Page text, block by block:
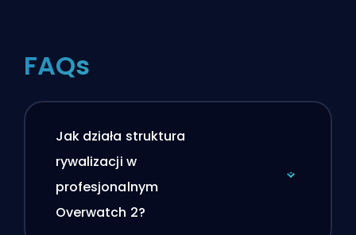
FAQs
Jak działa struktura
rywalizacji w
profesjonalnym
Overwatch 2?